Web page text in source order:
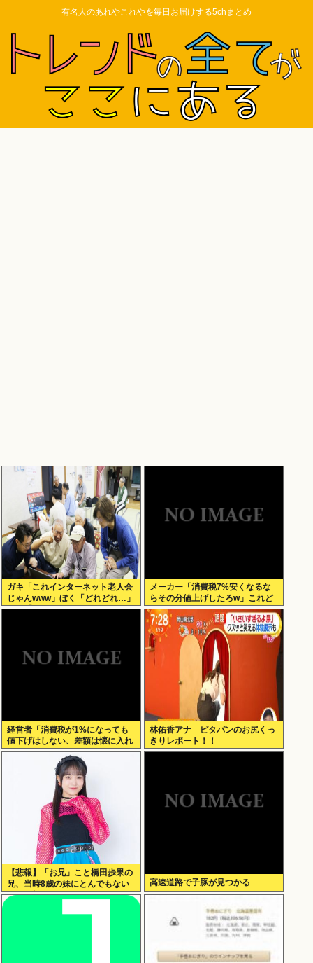
有名人のあれやこれやを毎日お届けする5chまとめ
ガキ「これインターネット老人会
じゃんwww」ぼく「どれどれ…」
ガキ「ニコニコ！らきすた！ボカ
メーカー「消費税7%安くなるな
らその分値上げしたろw」これど
うすんの？
経営者「消費税が1%になっても
値下げはしない、差額は懐に入れ
る」
林佑香アナ ピタパンのお尻くっ
きりレポート！！
【悲報】「お兄」こと橋田歩果の
兄、当時8歳の妹にとんでもない
ことを頼む
高速道路で子豚が見つかる